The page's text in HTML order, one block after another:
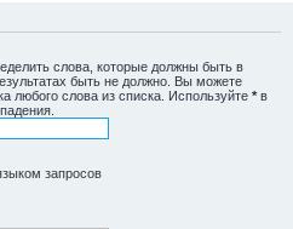
слова, которые должны быть в
быть не должно. Вы можете
любого слова из списка. Используйте * в
запросов